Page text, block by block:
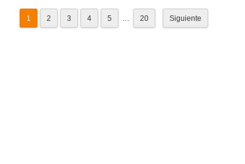
1 2 3 4 5 ... 20 Siguiente